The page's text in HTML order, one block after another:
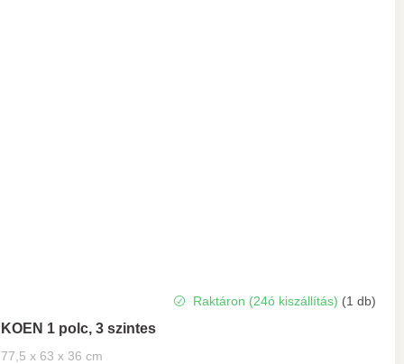
KOEN 1 polc, 3 szintes
77,5 x 63 x 36 cm
Raktáron (24ó kiszállítás) (1 db)